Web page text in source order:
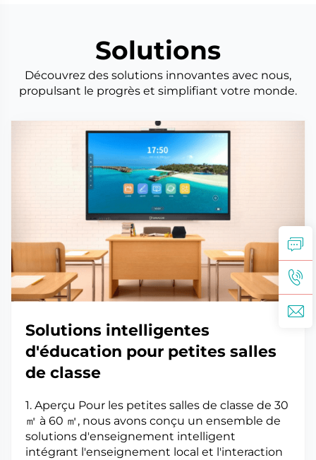
Solutions
Découvrez des solutions innovantes avec nous,
propulsant le progrès et simplifiant votre monde.
Solutions intelligentes
d'éducation pour petites salles
de classe
1. Aperçu Pour les petites salles de classe de 30
㎡ à 60 ㎡, nous avons conçu un ensemble de
solutions d'enseignement intelligent
intégrant l'enseignement local et l'interaction